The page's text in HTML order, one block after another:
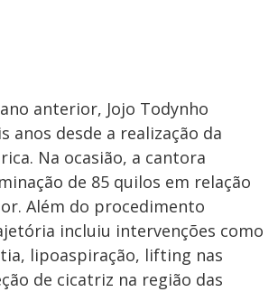
anterior, Jojo Todynho
anos desde a realização da
Na ocasião, a cantora
de 85 quilos em relação
Além do procedimento
incluiu intervenções como
lipoaspiração, lifting nas
de cicatriz na região das